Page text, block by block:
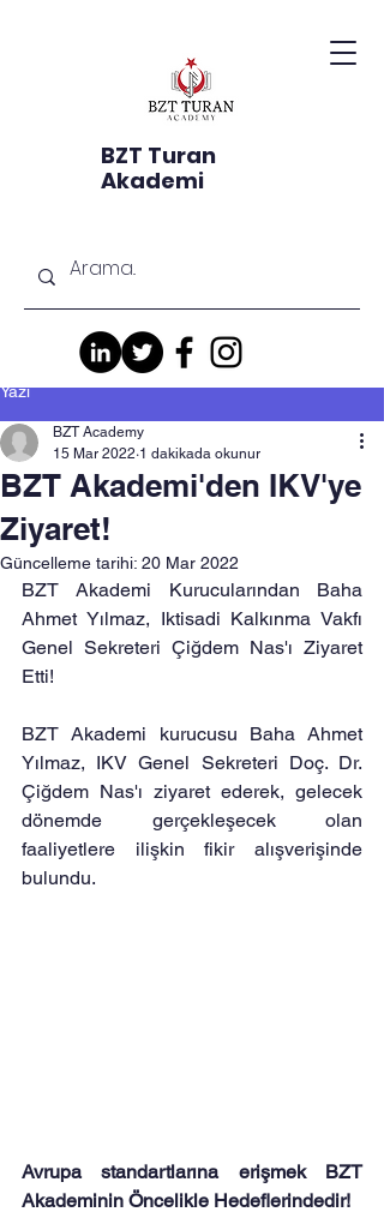
BZT Turan
Akademi
Yazı
BZT Akademi'den IKV'ye
Ziyaret!
BZT Academy
15 Mar 2022 1 dakikada okunur
Güncelleme tarihi: 20 Mar 2022
BZT Akademi Kurucularından Baha
Ahmet Yılmaz, Iktisadi Kalkınma Vakfı
Genel Sekreteri Çiğdem Nas'ı Ziyaret
Etti!
BZT Akademi kurucusu Baha Ahmet
Yılmaz, IKV Genel Sekreteri Doç. Dr.
Çiğdem Nas'ı ziyaret ederek, gelecek
dönemde gerçekleşecek olan
faaliyetlere ilişkin fikir alışverişinde
bulundu.
Avrupa standartlarına erişmek BZT
Akademinin Öncelikle Hedeflerindedir!